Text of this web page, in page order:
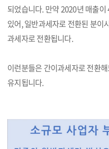
되었습니다. 만약 2020년 매출
있어, 일반과세자로 전환된 분이
과세자로 전환됩니다.
이런분들은 간이과세자로 전환
유지됩니다.